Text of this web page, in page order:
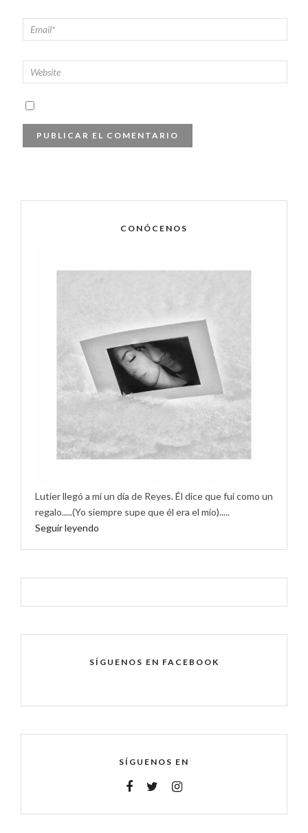
CONÓCENOS
Lutier llegó a mí un día de Reyes. Él dice que fui como un
regalo.....(Yo siempre supe que él era el mío).....
Seguir leyendo
SÍGUENOS EN FACEBOOK
SÍGUENOS EN